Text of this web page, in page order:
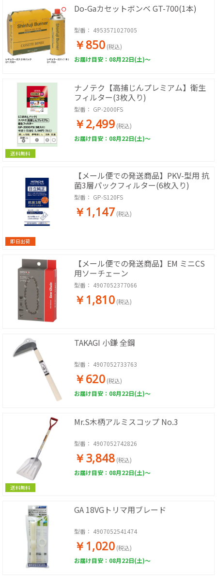
Do-Gaカセットボンベ GT-700(1本)
型番： 4953571027005
￥850 (税込)
お届け目安：08月22日(土)～
送料無料
ナノテク【高捕じんプレミアム】衛生
フィルター(3枚入り)
型番： GP-2000FS
￥2,499 (税込)
お届け目安：08月22日(土)～
即日出荷
【メール便での発送商品】PKV-型用 抗
菌3層パックフィルター(6枚入り)
型番： GP-S120FS
￥1,147 (税込)
【メール便での発送商品】EM ミニCS
用ソーチェーン
型番： 4907052377066
￥1,810 (税込)
TAKAGI 小鎌 全鋼
型番： 4907052733763
￥620 (税込)
お届け目安：08月22日(土)～
送料無料
Mr.S木柄アルミスコップ No.3
型番： 4907052742826
￥3,848 (税込)
お届け目安：08月22日(土)～
GA 18VGトリマ用ブレード
型番： 4907052541474
￥1,020 (税込)
お届け目安：08月22日(土)～